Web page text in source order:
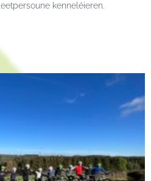
kenneléieren.